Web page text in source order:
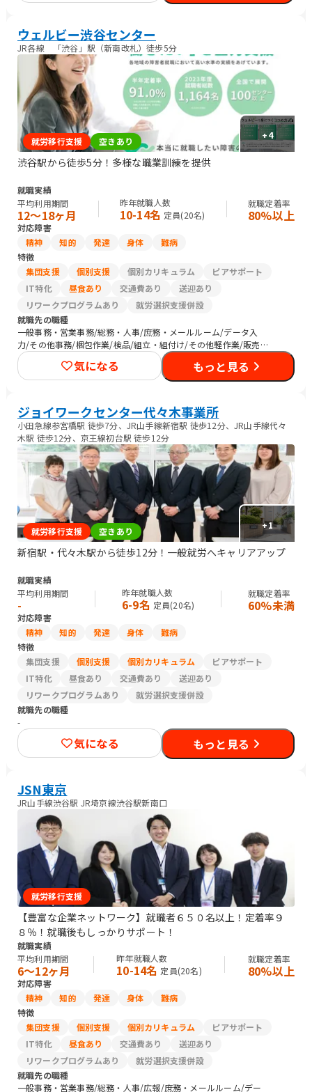
ウェルビー渋谷センター
JR各線 「渋谷」駅（新南改札）徒歩5分
+4
就労移行支援 空きあり
渋谷駅から徒歩5分！多様な職業訓練を提供
就職実績
平均利用期間
12〜18ヶ月
昨年就職人数
10-14名 定員(20名)
就職定着率
80%以上
対応障害
精神
知的 発達 身体
難病
特徴
集団支援
個別支援 個別カリキュラム
ピアサポート
IT特化
昼食あり 交通費あり
送迎あり
リワークプログラムあり
就労選択支援併設
就職先の職種
一般事務・営業事務/総務・人事/庶務・メールルーム/データ入
力/その他事務/梱包作業/検品/組立・組付け/その他軽作業/販売
スタッフ・接客/バックヤード・商品管理/その他販売/DTPオペレ
ーター/その他クリエイティブ/その他専門職/清掃
気になる もっと見る
ジョイワークセンター代々木事業所
小田急線参宮橋駅 徒歩7分、JR山手線新宿駅 徒歩12分、JR山手線代々
木駅 徒歩12分、京王線初台駅 徒歩12分
+1
就労移行支援 空きあり
新宿駅・代々木駅から徒歩12分！一般就労へキャリアアップ
就職実績
平均利用期間
-
昨年就職人数
6-9名 定員(20名)
就職定着率
60%未満
対応障害
精神
知的 発達 身体
難病
特徴
集団支援
個別支援 個別カリキュラム
ピアサポート
IT特化
昼食あり 交通費あり
送迎あり
リワークプログラムあり
就労選択支援併設
就職先の職種
-
気になる もっと見る
JSN東京
JR山手線渋谷駅 JR埼京線渋谷駅新南口
就労移行支援
【豊富な企業ネットワーク】就職者６５０名以上！定着率９
８％！就職後もしっかりサポート！
就職実績
平均利用期間
6〜12ヶ月
昨年就職人数
10-14名 定員(20名)
就職定着率
80%以上
対応障害
精神
知的 発達 身体
難病
特徴
集団支援
個別支援 個別カリキュラム
ピアサポート
IT特化
昼食あり 交通費あり
送迎あり
リワークプログラムあり
就労選択支援併設
就職先の職種
一般事務・営業事務/総務・人事/広報/庶務・メールルーム/デー